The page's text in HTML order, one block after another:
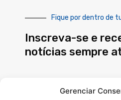
Gerenciar
Fique por dentro de
Inscreva-se e
notícias sempre